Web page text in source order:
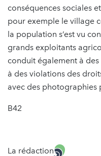
conséquences sociales
pour exemple le village
la population s’est vu
grands exploitants
conduit également à
à des violations des
avec des photographies
B42
La rédaction